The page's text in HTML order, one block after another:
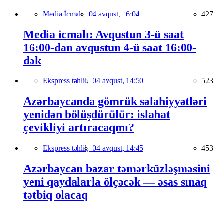
Media İcmalı, 04 avqust, 16:04 427
Media icmalı: Avqustun 3-ü saat
16:00-dan avqustun 4-ü saat 16:00-
dək
Ekspress təhlil, 04 avqust, 14:50 523
Azərbaycanda gömrük səlahiyyətləri
yenidən bölüşdürülür: islahat
çevikliyi artıracaqmı?
Ekspress təhlil, 04 avqust, 14:45 453
Azərbaycan bazar təmərküzləşməsini
yeni qaydalarla ölçəcək — əsas sınaq
tətbiq olacaq